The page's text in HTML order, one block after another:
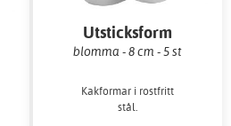
Utsticksform
blomma - 8 cm - 5 st
Kakformar i rostfritt
stål.